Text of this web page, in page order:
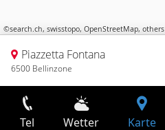
©search.ch, swisstopo, OpenStreetMap, others
Piazzetta Fontana
6500 Bellinzone
Tel Wetter Karte